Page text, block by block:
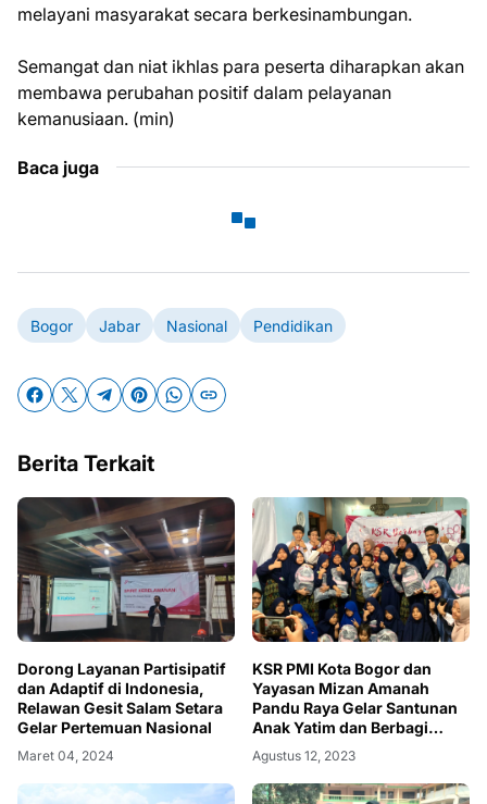
melayani masyarakat secara berkesinambungan.
Semangat dan niat ikhlas para peserta diharapkan akan
membawa perubahan positif dalam pelayanan
kemanusiaan. (min)
Baca juga
Bogor Jabar Nasional Pendidikan
Berita Terkait
Dorong Layanan Partisipatif
dan Adaptif di Indonesia,
Relawan Gesit Salam Setara
Gelar Pertemuan Nasional
Maret 04, 2024
KSR PMI Kota Bogor dan
Yayasan Mizan Amanah
Pandu Raya Gelar Santunan
Anak Yatim dan Berbagi
Kasih
Agustus 12, 2023